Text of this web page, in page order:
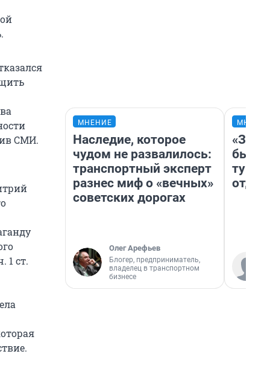
СМИ.
1 ст.
МНЕНИЕ
Наследие, которое
чудом не развалилось:
транспортный эксперт
разнес миф о «вечных»
советских дорогах
Олег Арефьев
Блогер, предприниматель,
владелец в транспортном
бизнесе
«За
были